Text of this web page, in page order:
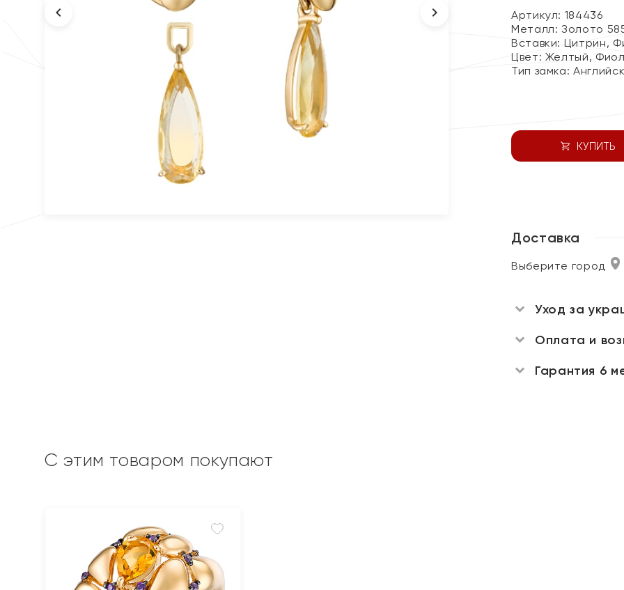
Артикул: 184436
Металл:Золото
Вставки: Цитрин,
Цвет: Желтый,
Тип замка:
КУПИТЬ
Доставка
Выберите город
Уход за
Оплата и
Гарантия 6
С этим товаром покупают